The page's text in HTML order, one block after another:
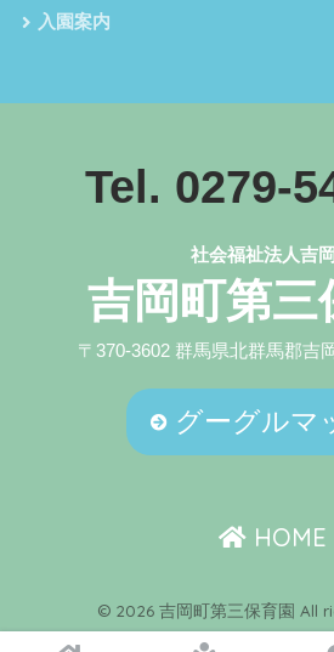
入園案内
Tel. 0279-
社会福祉法人吉
吉岡町第三
〒370-3602 群馬県北群馬郡吉
グーグルマ
HOME
© 2026 吉岡町第三保育園 All